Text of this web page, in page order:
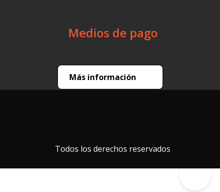
Medios de pago
Más información
Todos los derechos reservados